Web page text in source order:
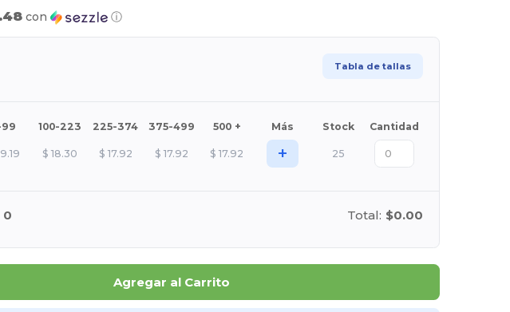
con ⓘ
Tabla de tallas
99 100-223 225-374 375-499 500 + Más Stock Cantidad
$ 18.30 $ 17.92 $ 17.92 $ 17.92 + 25
0 Total: $0.00
Agregar al Carrito